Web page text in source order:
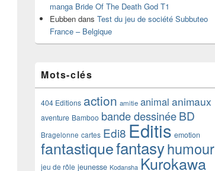
manga Bride Of The Death God T1
Eubben dans Test du jeu de société Subbuteo
France – Belgique
Mots-clés
404 Editions action amitie animal animaux
aventure Bamboo bande dessinéeBD
Bragelonne cartes Edi8 Editis emotion
fantastiquefantasyhumour
jeu de rôle jeunesse Kodansha Kurokawa